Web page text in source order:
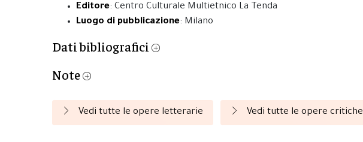
Editore: Centro Culturale Multietnico La Tenda
Luogo di pubblicazione: Milano
Dati bibliografici
Note
Vedi tutte le opere letterarie Vedi tutte le opere critiche